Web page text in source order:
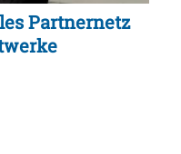
Partnernetz